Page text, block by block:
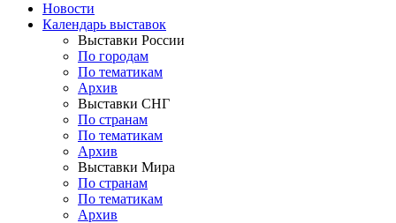
Новости
Календарь выставок
Выставки России
По городам
По тематикам
Архив
Выставки СНГ
По странам
По тематикам
Архив
Выставки Мира
По странам
По тематикам
Архив